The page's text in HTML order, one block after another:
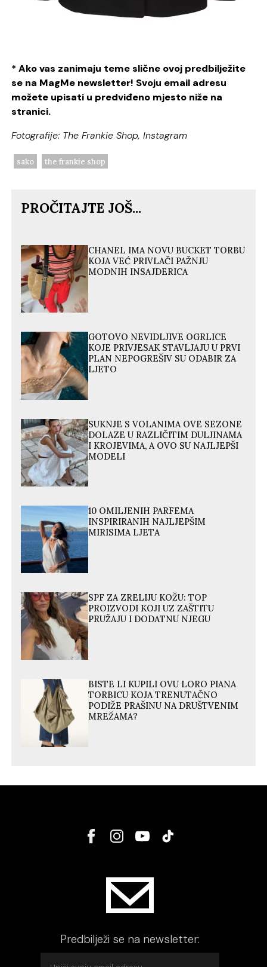
* Ako vas zanimaju teme slične ovoj predbilježite
se na MagMe newsletter! Svoju email adresu
možete upisati u predviđeno mjesto niže na
stranici.
Fotografije: The Frankie Shop, Instagram
sako the frankie shop
PROČITAJTE JOŠ...
CHANEL IMA NOVU BUCKET TORBU
KOJA VEĆ PRIVLAČI PAŽNJU
MODNIH INSAJDERICA
GOTOVO NEVIDLJIVE OGRLICE
KOJE PRIVJESAK STAVLJAJU U PRVI
PLAN NEPOGREŠIV SU ODABIR ZA
LJETO
SUKNJE S VOLANIMA OVE SEZONE
DOLAZE U RAZLIČITIM DULJINAMA
I KROJEVIMA, A OVO SU NAJLJEPŠI
MODELI
10 OMILJENIH PARFEMA
INSPIRIRANIH NAJLJEPŠIM
MIRISIMA LJETA
SPF ZA ZRELIJU KOŽU: TOP
PROIZVODI KOJI UZ ZAŠTITU
PRUŽAJU I DODATNU NJEGU
BISTE LI KUPILI OVU LORO PIANA
TORBICU KOJA TRENUTAČNO
PODIŽE PRAŠINU NA DRUŠTVENIM
MREŽAMA?
Predbilježi se na newsletter: